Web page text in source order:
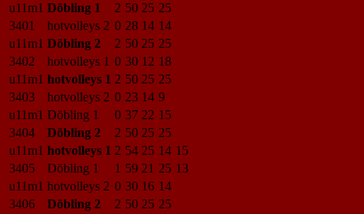
u11m1 Döbling 1 2 50 25 25
3401
hotvolleys 2 0 28 14 14
u11m1 Döbling 2 2 50 25 25
3402
hotvolleys 1 0 30 12 18
u11m1 hotvolleys 1 2 50 25 25
3403
hotvolleys 2 0 23 14 9
u11m1 Döbling 1 0 37 22 15
3404
Döbling 2 2 50 25 25
u11m1 hotvolleys 1 2 54 25 14 15
3405
Döbling 1 1 59 21 25 13
u11m1 hotvolleys 2 0 30 16 14
3406
Döbling 2 2 50 25 25